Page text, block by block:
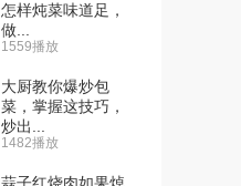
怎样炖菜味道足，
做...
1559播放
大厨教你爆炒包
菜，掌握这技巧，
炒出...
1482播放